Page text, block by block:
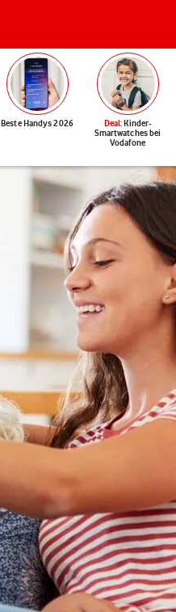
Beste Handys 2026 Deal: Kinder-
Smartwatches bei
Vodafone